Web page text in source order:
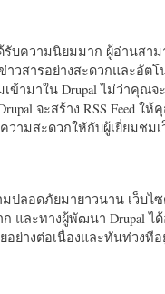
ด้รับความนิยมมาก ผู้อ่านสา
าวสารอย่างสะดวกและอัต
ข้ามาใน Drupal ไม่ว่าคุณจ
จะสร้าง RSS Feed ให้
วามสะดวกใหักับผู้เยี่ยมชม
มปลอดภัยมายาวนาน เว็บไ
ก และทางผู้พัฒนา Drupal ไ
ย่างต่อเนื่องและทันท่วงทีอ